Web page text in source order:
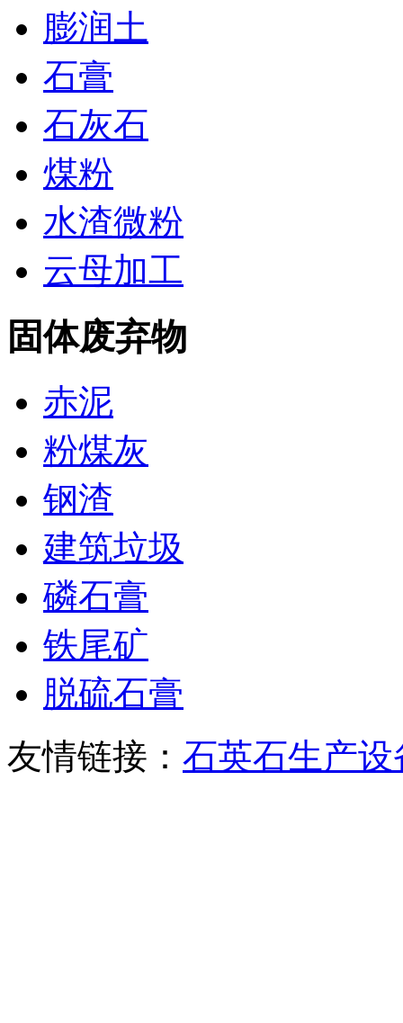
膨润土
石膏
石灰石
煤粉
水渣微粉
云母加工
固体废弃物
赤泥
粉煤灰
钢渣
建筑垃圾
磷石膏
铁尾矿
脱硫石膏
友情链接： 石英石生产设